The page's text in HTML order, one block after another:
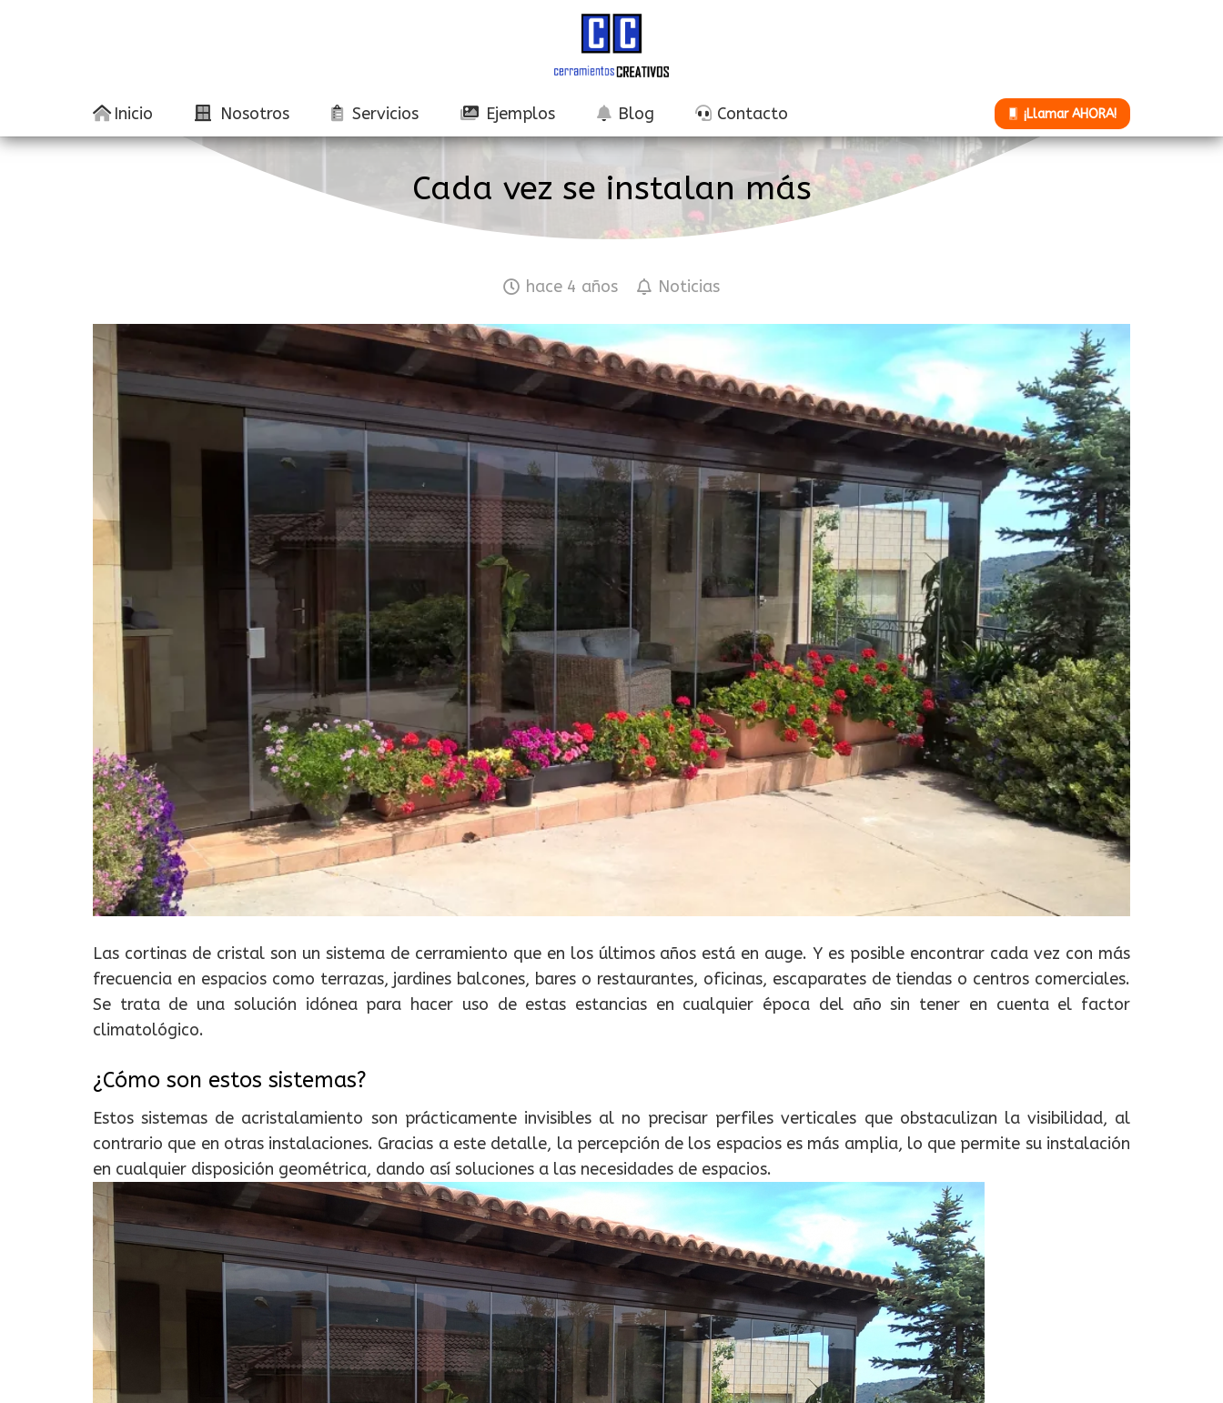
Inicio Nosotros Servicios Ejemplos Blog Contacto ¡Llamar AHORA!
Cada vez se instalan más
hace 4 años Noticias
Las cortinas de cristal son un sistema de cerramiento que en los últimos años está en auge. Y es posible encontrar cada vez con más
frecuencia en espacios como terrazas, jardines balcones, bares o restaurantes, oficinas, escaparates de tiendas o centros comerciales.
Se trata de una solución idónea para hacer uso de estas estancias en cualquier época del año sin tener en cuenta el factor
climatológico.
¿Cómo son estos sistemas?
Estos sistemas de acristalamiento son prácticamente invisibles al no precisar perfiles verticales que obstaculizan la visibilidad, al
contrario que en otras instalaciones. Gracias a este detalle, la percepción de los espacios es más amplia, lo que permite su instalación
en cualquier disposición geométrica, dando así soluciones a las necesidades de espacios.